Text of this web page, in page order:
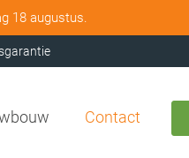
18 augustus.
Contact